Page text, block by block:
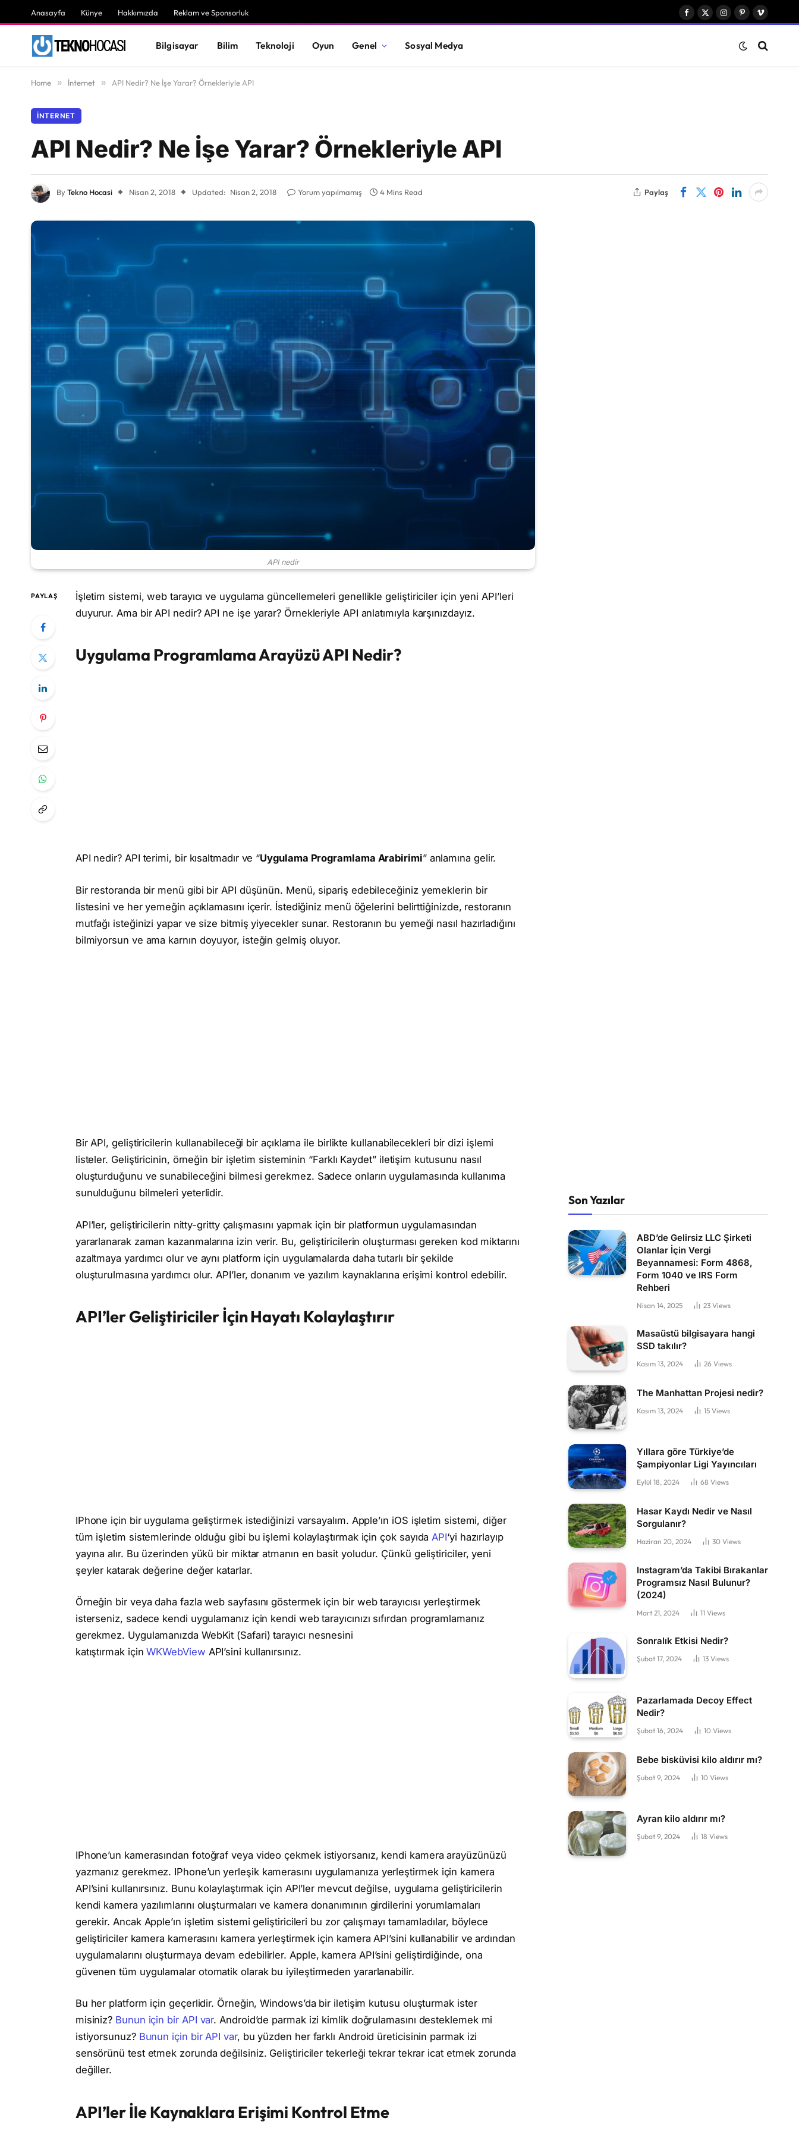
Anasayfa Künye Hakkımızda Reklam ve Sponsorluk
Facebook
X
Instagram
Pinterest
Vimeo
Bilgisayar Bilim Teknoloji Oyun Genel Sosyal Medya
Home » İnternet » API Nedir? Ne İşe Yarar? Örnekleriyle API
İNTERNET
API Nedir? Ne İşe Yarar? Örnekleriyle API
ByTekno Hocasi Nisan 2, 2018 Updated: Nisan 2, 2018 Yorum yapılmamış 4 Mins Read Paylaş
API nedir
PAYLAŞ
İşletim sistemi, web tarayıcı ve uygulama güncellemeleri genellikle geliştiriciler için yeni API’leri
duyurur. Ama bir API nedir? API ne işe yarar? Örnekleriyle API anlatımıyla karşınızdayız.
Uygulama Programlama Arayüzü API Nedir?
API nedir? API terimi, bir kısaltmadır ve “Uygulama Programlama Arabirimi” anlamına gelir.
Bir restoranda bir menü gibi bir API düşünün. Menü, sipariş edebileceğiniz yemeklerin bir
listesini ve her yemeğin açıklamasını içerir. İstediğiniz menü öğelerini belirttiğinizde, restoranın
mutfağı isteğinizi yapar ve size bitmiş yiyecekler sunar. Restoranın bu yemeği nasıl hazırladığını
bilmiyorsun ve ama karnın doyuyor, isteğin gelmiş oluyor.
Bir API, geliştiricilerin kullanabileceği bir açıklama ile birlikte kullanabilecekleri bir dizi işlemi
listeler. Geliştiricinin, örneğin bir işletim sisteminin “Farklı Kaydet” iletişim kutusunu nasıl
oluşturduğunu ve sunabileceğini bilmesi gerekmez. Sadece onların uygulamasında kullanıma
sunulduğunu bilmeleri yeterlidir.
API’ler, geliştiricilerin nitty-gritty çalışmasını yapmak için bir platformun uygulamasından
yararlanarak zaman kazanmalarına izin verir. Bu, geliştiricilerin oluşturması gereken kod miktarını
azaltmaya yardımcı olur ve aynı platform için uygulamalarda daha tutarlı bir şekilde
oluşturulmasına yardımcı olur. API’ler, donanım ve yazılım kaynaklarına erişimi kontrol edebilir.
API’ler Geliştiriciler İçin Hayatı Kolaylaştırır
IPhone için bir uygulama geliştirmek istediğinizi varsayalım. Apple’ın iOS işletim sistemi, diğer
tüm işletim sistemlerinde olduğu gibi bu işlemi kolaylaştırmak için çok sayıda API‘yi hazırlayıp
yayına alır. Bu üzerinden yükü bir miktar atmanın en basit yoludur. Çünkü geliştiriciler, yeni
şeyler katarak değerine değer katarlar.
Örneğin bir veya daha fazla web sayfasını göstermek için bir web tarayıcısı yerleştirmek
isterseniz, sadece kendi uygulamanız için kendi web tarayıcınızı sıfırdan programlamanız
gerekmez. Uygulamanızda WebKit (Safari) tarayıcı nesnesini
katıştırmak içinWKWebView API’sini kullanırsınız.
IPhone’un kamerasından fotoğraf veya video çekmek istiyorsanız, kendi kamera arayüzünüzü
yazmanız gerekmez. IPhone’un yerleşik kamerasını uygulamanıza yerleştirmek için kamera
API’sini kullanırsınız. Bunu kolaylaştırmak için API’ler mevcut değilse, uygulama geliştiricilerin
kendi kamera yazılımlarını oluşturmaları ve kamera donanımının girdilerini yorumlamaları
gerekir. Ancak Apple’ın işletim sistemi geliştiricileri bu zor çalışmayı tamamladılar, böylece
geliştiriciler kamera kamerasını kamera yerleştirmek için kamera API’sini kullanabilir ve ardından
uygulamalarını oluşturmaya devam edebilirler. Apple, kamera API’sini geliştirdiğinde, ona
güvenen tüm uygulamalar otomatik olarak bu iyileştirmeden yararlanabilir.
Bu her platform için geçerlidir. Örneğin, Windows’da bir iletişim kutusu oluşturmak ister
misiniz? Bunun için bir API var. Android’de parmak izi kimlik doğrulamasını desteklemek mi
istiyorsunuz? Bunun için bir API var, bu yüzden her farklı Android üreticisinin parmak izi
sensörünü test etmek zorunda değilsiniz. Geliştiriciler tekerleği tekrar tekrar icat etmek zorunda
değiller.
API’ler İle Kaynaklara Erişimi Kontrol Etme
Son Yazılar
ABD’de Gelirsiz LLC Şirketi
Olanlar İçin Vergi
Beyannamesi: Form 4868,
Form 1040 ve IRS Form
Rehberi
Nisan 14, 2025 23 Views
Masaüstü bilgisayara hangi
SSD takılır?
Kasım 13, 2024 26 Views
The Manhattan Projesi nedir?
Kasım 13, 2024 15 Views
Yıllara göre Türkiye’de
Şampiyonlar Ligi Yayıncıları
Eylül 18, 2024 68 Views
Hasar Kaydı Nedir ve Nasıl
Sorgulanır?
Haziran 20, 2024 30 Views
Instagram’da Takibi Bırakanlar
Programsız Nasıl Bulunur?
(2024)
Mart 21, 2024 11 Views
Sonralık Etkisi Nedir?
Şubat 17, 2024 13 Views
Pazarlamada Decoy Effect
Nedir?
Şubat 16, 2024 10 Views
Bebe bisküvisi kilo aldırır mı?
Şubat 9, 2024 10 Views
Ayran kilo aldırır mı?
Şubat 9, 2024 18 Views